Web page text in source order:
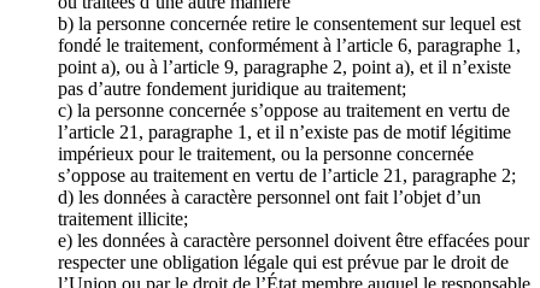
b) la personne concernée retire le consentement sur lequel est
fondé le traitement, conformément à l’article 6, paragraphe 1,
point a), ou à l’article 9, paragraphe 2, point a), et il n’existe
pas d’autre fondement juridique au traitement;
c) la personne concernée s’oppose au traitement en vertu de
l’article 21, paragraphe 1, et il n’existe pas de motif légitime
impérieux pour le traitement, ou la personne concernée
s’oppose au traitement en vertu de l’article 21, paragraphe 2;
d) les données à caractère personnel ont fait l’objet d’un
traitement illicite;
e) les données à caractère personnel doivent être effacées pour
respecter une obligation légale qui est prévue par le droit de
l’Union ou par le droit de l’État membre auquel le responsable